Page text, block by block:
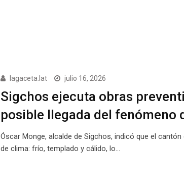
lagaceta.lat julio 16, 2026
Sigchos ejecuta obras
posible llegada del fenómeno
Óscar Monge, alcalde de Sigchos, indicó que el
de clima: frío, templado y cálido, lo…